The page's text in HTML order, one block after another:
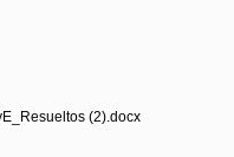
(2).docx